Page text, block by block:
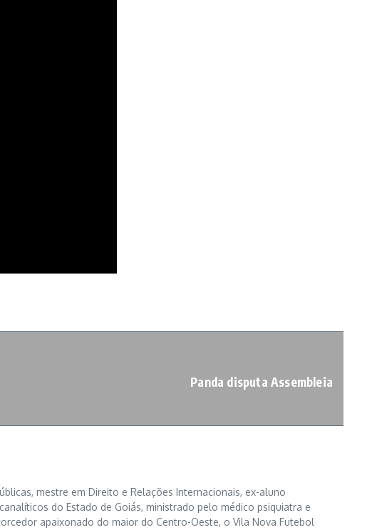
Panda disputa Assembleia
mestre em Direito e Relações Internacionais, ex-aluno
do Estado de Goiás, ministrado pelo médico psiquiatra e
apaixonado do maior do Centro-Oeste, o Vila Nova Futebol